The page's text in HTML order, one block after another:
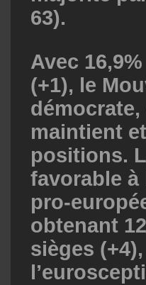
63).
Avec
(+1), le
maintient
positions.
favorable
pro-
obtenant
sièges